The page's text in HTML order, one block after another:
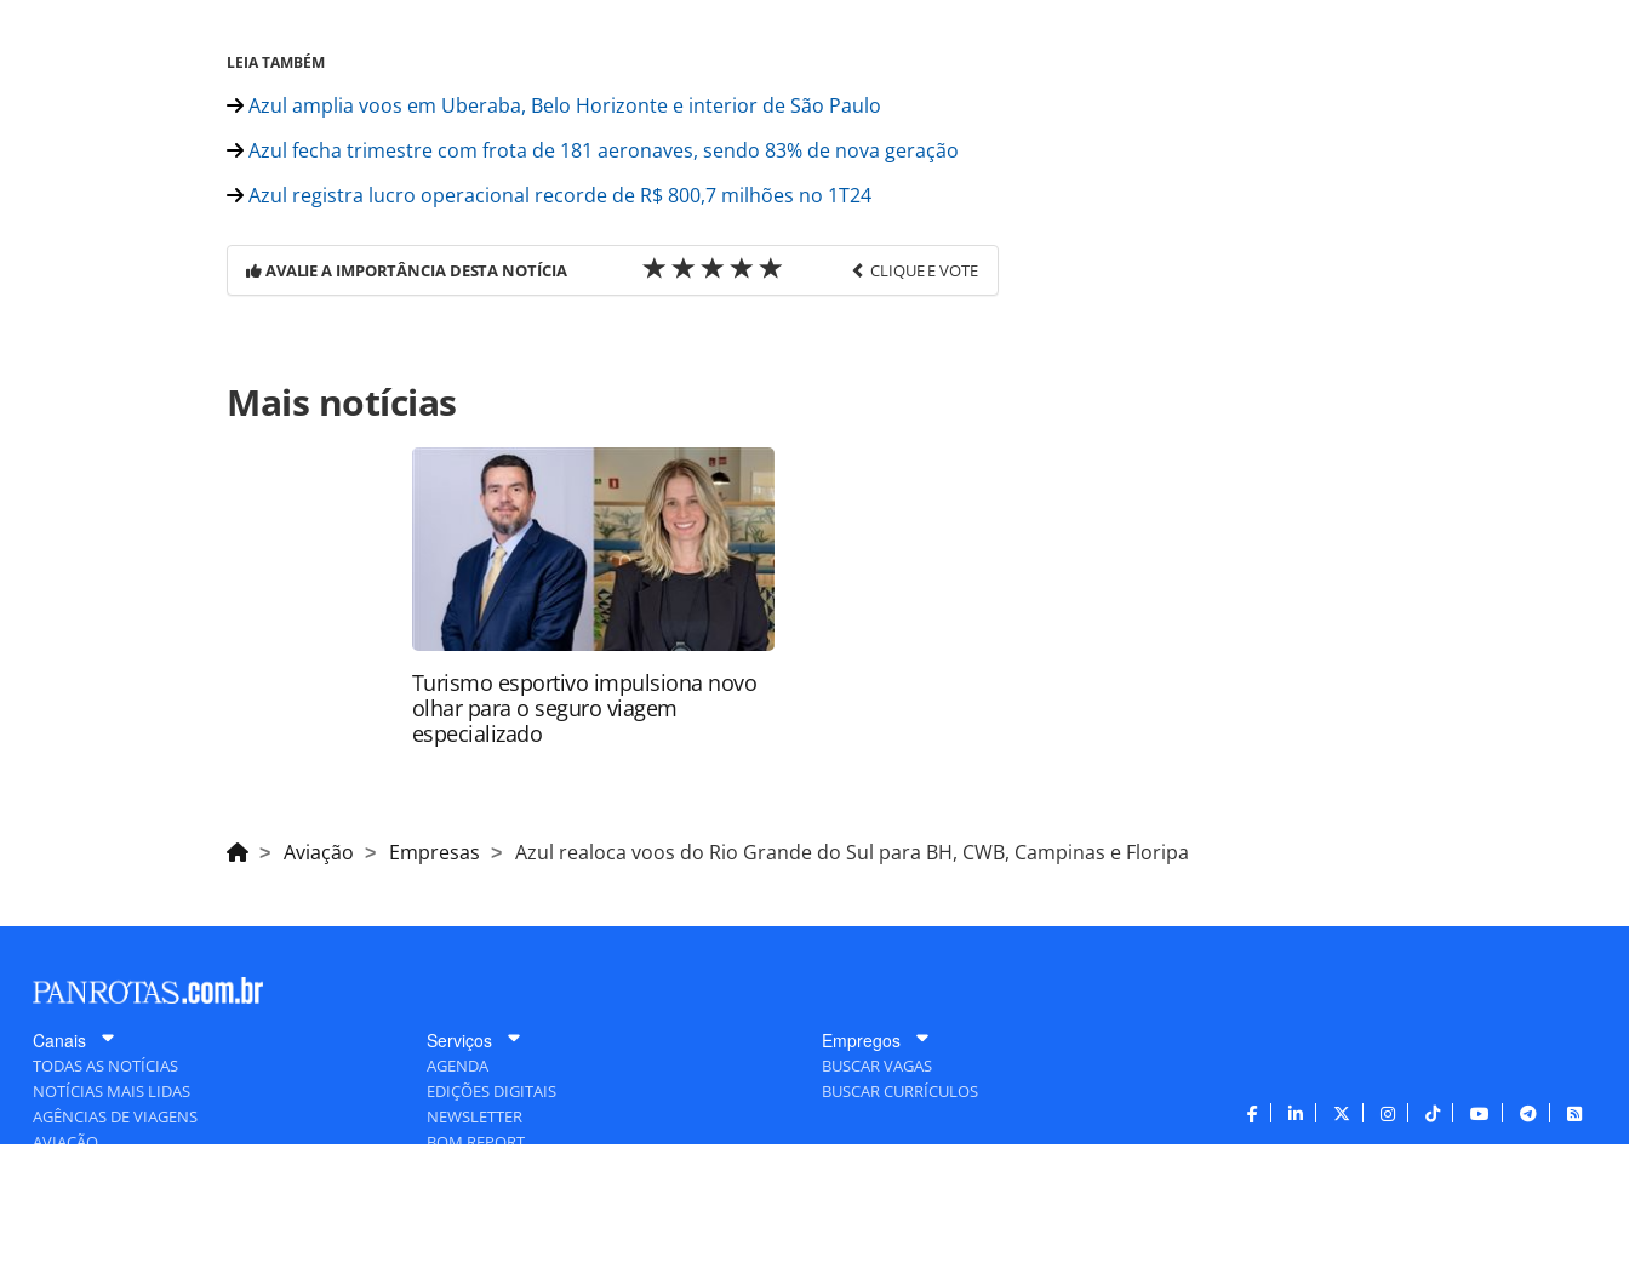
LEIA TAMBÉM
Azul amplia voos em Uberaba, Belo Horizonte e interior de São Paulo
Azul fecha trimestre com frota de 181 aeronaves, sendo 83% de nova geração
Azul registra lucro operacional recorde de R$ 800,7 milhões no 1T24
AVALIE A IMPORTÂNCIA DESTA NOTÍCIA CLIQUE E VOTE
https://www.panrotas.com.br/aviacao/empresas/2024/05/azul-realoca-voos-do-rio-
grande-do-sul-para-bh-cwb-campinas-e-floripa_205596.html ou as ferramentas
oferecidas na página. Todo o conteúdo produzido pela PANROTAS Editora é protegido
pela legislação brasileira sobre direito autoral. Não reproduza o conteúdo sem
autorização da PANROTAS Editora (copyright@panrotas.com.br).
Mais notícias
Turismo esportivo impulsiona novo
olhar para o seguro viagem
especializado
Aviação Empresas Azul realoca voos do Rio Grande do Sul para BH, CWB, Campinas e Floripa
Canais
TODAS AS NOTÍCIAS
NOTÍCIAS MAIS LIDAS
AGÊNCIAS DE VIAGENS
AVIAÇÃO
Serviços
AGENDA
EDIÇÕES DIGITAIS
NEWSLETTER
BOM REPORT
Empregos
BUSCAR VAGAS
BUSCAR CURRÍCULOS